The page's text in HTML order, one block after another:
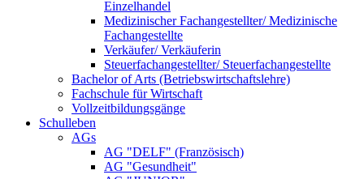
Einzelhandel
Medizinischer Fachangestellter/ Medizinische
Fachangestellte
Verkäufer/ Verkäuferin
Steuerfachangestellter/ Steuerfachangestellte
Bachelor of Arts (Betriebswirtschaftslehre)
Fachschule für Wirtschaft
Vollzeitbildungsgänge
Schulleben
AGs
AG "DELF" (Französisch)
AG "Gesundheit"